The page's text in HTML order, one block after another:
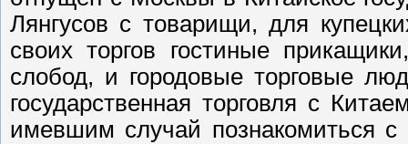
Лянгусов с товарищи, для
своих торгов гостиные
слобод, и городовые торговые
государственная торговля с
имевшим случай познакомиться